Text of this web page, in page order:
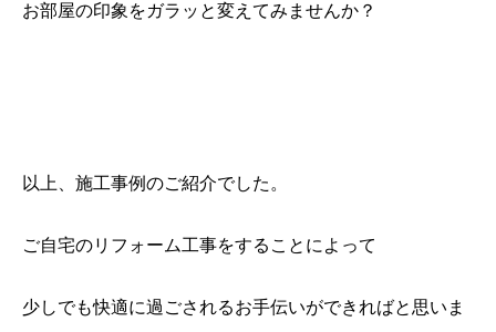
お部屋の印象をガラッと変えてみませんか？
以上、施工事例のご紹介でした。
ご自宅のリフォーム工事をすることによって
少しでも快適に過ごされるお手伝いができればと思いま